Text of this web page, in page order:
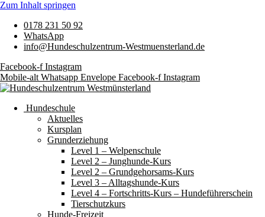
Zum Inhalt springen
0178 231 50 92
WhatsApp
info@Hundeschulzentrum-Westmuensterland.de
Facebook-f Instagram
Mobile-alt Whatsapp Envelope Facebook-f Instagram
Hundeschule
Aktuelles
Kursplan
Grunderziehung
Level 1 – Welpenschule
Level 2 – Junghunde-Kurs
Level 2 – Grundgehorsams-Kurs
Level 3 – Alltagshunde-Kurs
Level 4 – Fortschritts-Kurs – Hundeführerschein
Tierschutzkurs
Hunde-Freizeit